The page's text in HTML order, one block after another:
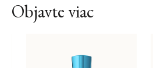
Objavte viac